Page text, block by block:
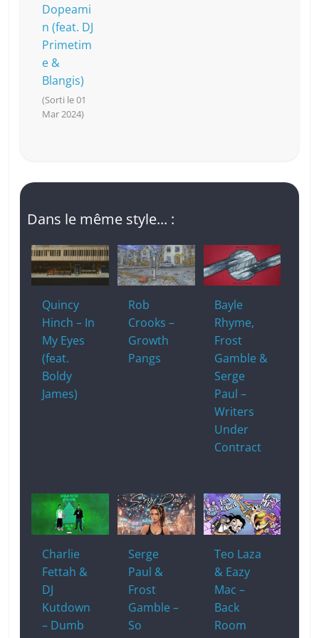
Dopeami
n (feat. DJ
Primetim
e &
Blangis)
(Sorti le 01
Mar 2024)
Dans le même style... :
Quincy
Hinch – In
My Eyes
(feat.
Boldy
James)
Rob
Crooks –
Growth
Pangs
Bayle
Rhyme,
Frost
Gamble &
Serge
Paul –
Writers
Under
Contract
Charlie
Fettah &
DJ
Kutdown
– Dumb
Serge
Paul &
Frost
Gamble –
So
Teo Laza
& Eazy
Mac –
Back
Room